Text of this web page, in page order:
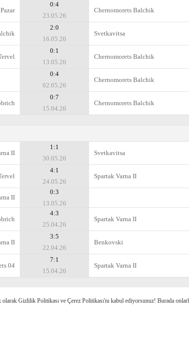
0:4
23.05.26
Chernomorets Balchik
2:0
16.05.26
Svetkavitsa
0:1
13.05.26
Chernomorets Balchik
0:4
02.05.26
Chernomorets Balchik
0:7
15.04.26
Chernomorets Balchik
II
1:1
30.05.26
Svetkavitsa
4:1
24.05.26
Spartak Varna II
II
0:3
13.05.26
4:3
25.04.26
Spartak Varna II
II
3:5
22.04.26
Benkovski
04
7:1
15.04.26
Spartak Varna II
Gizlilik Politikası ve Çerez Politikası'nı kabul ediyorsunuz! Burada